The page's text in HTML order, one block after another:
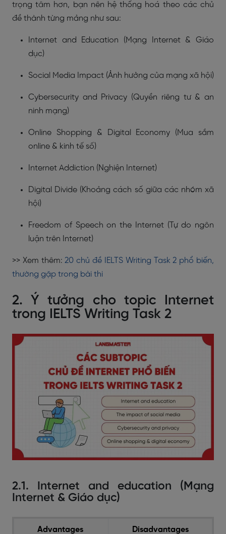
trọng tâm hơn, bạn nên hệ thống hoá theo các chủ
đề thành từng mảng như sau:
Internet and Education (Mạng Internet & Giáo
dục)
Social Media Impact (Ảnh hưởng của mạng xã hội)
Cybersecurity and Privacy (Quyền riêng tư & an
ninh mạng)
Online Shopping & Digital Economy (Mua sắm
online & kinh tế số)
Internet Addiction (Nghiện Internet)
Digital Divide (Khoảng cách số giữa các nhóm xã
hội)
Freedom of Speech on the Internet (Tự do ngôn
luận trên Internet)
>> Xem thêm:20 chủ đề IELTS Writing Task 2 phổ biến,
thường gặp trong bài thi
2. Ý tưởng cho topic Internet
trong IELTS Writing Task 2
2.1. Internet and education (Mạng
Internet & Giáo dục)
Advantages Disadvantages